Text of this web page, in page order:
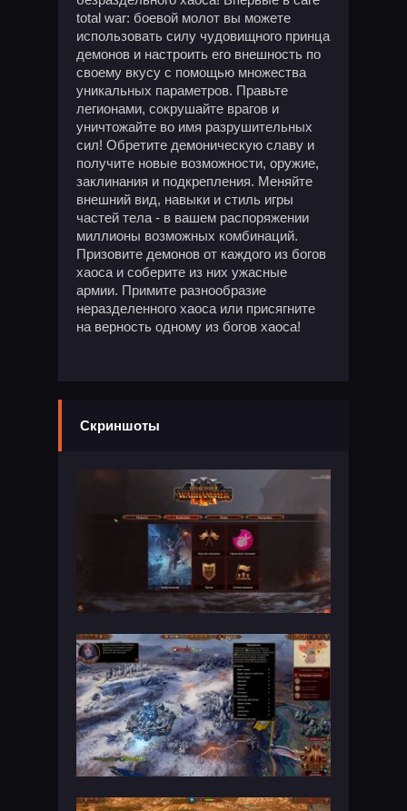
total war: боевой молот вы можете
использовать силу чудовищного принца
демонов и настроить его внешность по
своему вкусу с помощью множества
уникальных параметров. Правьте
легионами, сокрушайте врагов и
уничтожайте во имя разрушительных
сил! Обретите демоническую славу и
получите новые возможности, оружие,
заклинания и подкрепления. Меняйте
внешний вид, навыки и стиль игры
частей тела - в вашем распоряжении
миллионы возможных комбинаций.
Призовите демонов от каждого из богов
хаоса и соберите из них ужасные
армии. Примите разнообразие
неразделенного хаоса или присягните
на верность одному из богов хаоса!
Скриншоты